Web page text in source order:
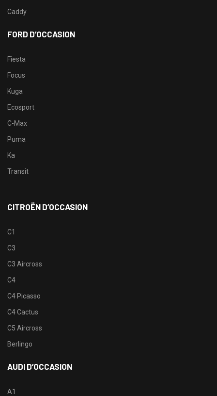
Caddy
FORD D’OCCASION
Fiesta
Focus
Kuga
Ecosport
C-Max
Puma
Ka
Transit
CITROËN D’OCCASION
C1
C3
C3 Aircross
C4
C4 Picasso
C4 Cactus
C5 Aircross
Berlingo
AUDI D’OCCASION
A1